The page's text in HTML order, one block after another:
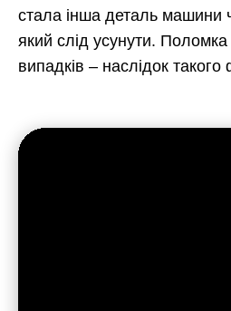
стала інша деталь машини
який слід усунути.
випадків – наслідок такого